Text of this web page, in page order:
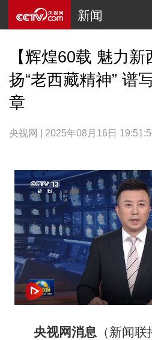
新闻
【辉煌60载 魅力
扬“老西藏精神” 谱
章
央视网 | 2025年08月16日
央视网消息 （新闻